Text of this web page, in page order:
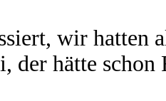
wir hatten
der hätte